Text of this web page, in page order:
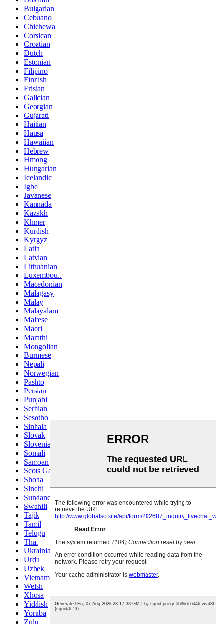
Bulgarian
Cebuano
Chichewa
Corsican
Croatian
Dutch
Estonian
Filipino
Finnish
Frisian
Galician
Georgian
Gujarati
Haitian
Hausa
Hawaiian
Hebrew
Hmong
Hungarian
Icelandic
Igbo
Javanese
Kannada
Kazakh
Khmer
Kurdish
Kyrgyz
Latin
Latvian
Lithuanian
Luxembou..
Macedonian
Malagasy
Malay
Malayalam
Maltese
Maori
Marathi
Mongolian
Burmese
Nepali
Norwegian
Pashto
Persian
Punjabi
Serbian
Sesotho
Sinhala
Slovak
Slovenian
Somali
Samoan
Scots Gaelic
Shona
Sindhi
Sundanese
Swahili
Tajik
Tamil
Telugu
Thai
Ukrainian
Urdu
Uzbek
Vietnamese
Welsh
Xhosa
Yiddish
Yoruba
Zulu